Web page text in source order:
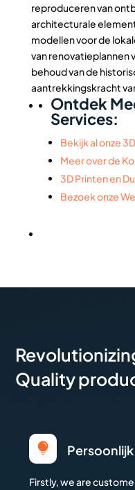
reproduceren van
architecturale
modellen voor de
van renovatieplannen
behoud van de
aantrekkingskracht
Ontdek
Services:
Bekijk al onze
Meer over de
3D Printen en
Bezoek onze
Quality
 Persoonlijk
Firstly, we are